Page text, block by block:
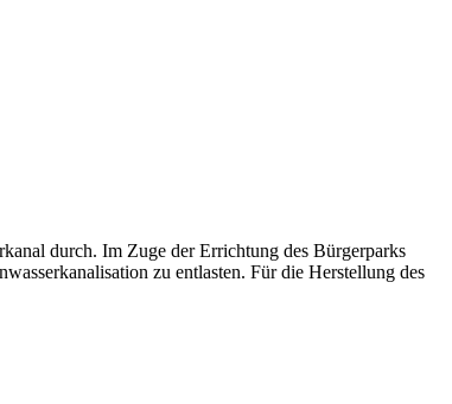
durch. Im Zuge der Errichtung des Bürgerparks
zu entlasten. Für die Herstellung des